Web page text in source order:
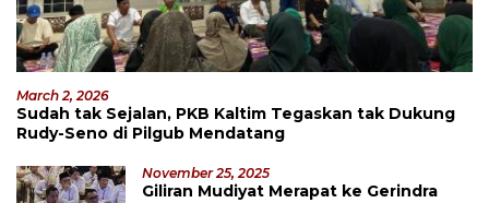
March 2, 2026
Sudah tak Sejalan, PKB Kaltim Tegaskan tak Dukung
Rudy-Seno di Pilgub Mendatang
November 25, 2025
Giliran Mudiyat Merapat ke Gerindra